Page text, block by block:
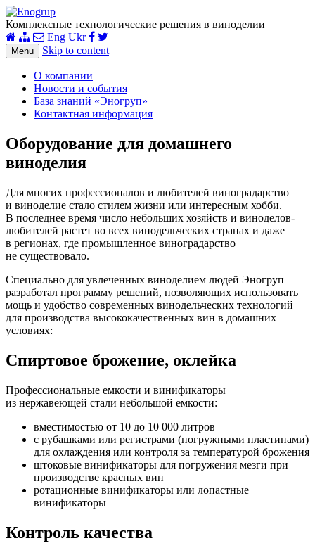
Комплексные технологические решения в виноделии
Eng Ukr
Menu Skip to content
О компании
Новости и события
База знаний «Эногруп»
Контактная информация
Оборудование для домашнего
виноделия
Для многих профессионалов и любителей виноградарство
и виноделие стало стилем жизни или интересным хобби.
В последнее время число небольших хозяйств и виноделов-
любителей растет во всех винодельческих странах и даже
в регионах, где промышленное виноградарство
не существовало.
Специально для увлеченных виноделием людей Эногруп
разработал программу решений, позволяющих использовать
мощь и удобство современных винодельческих технологий
для производства высококачественных вин в домашних
условиях:
Спиртовое брожение, оклейка
Профессиональные емкости и винификаторы
из нержавеющей стали небольшой емкости:
вместимостью от 10 до 10 000 литров
с рубашками или регистрами (погружными пластинами)
для охлаждения или контроля за температурой брожения
штоковые винификаторы для погружения мезги при
производстве красных вин
ротационные винификаторы или лопастные
винификаторы
Контроль качества